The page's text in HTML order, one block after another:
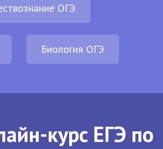
ОГЭ
Биология ОГЭ
курс ЕГЭ по